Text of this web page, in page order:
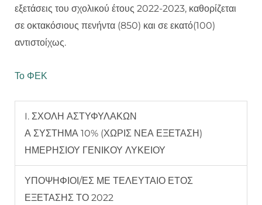
εξετάσεις του σχολικού έτους 2022-2023, καθορίζεται
σε οκτακόσιους πενήντα (850) και σε εκατό(100)
αντιστοίχως.
Το ΦΕΚ
I. ΣΧΟΛΗ ΑΣΤΥΦΥΛΑΚΩΝ
Α ΣΥΣΤΗΜΑ 10% (ΧΩΡΙΣ ΝΕΑ ΕΞΕΤΑΣΗ)
ΗΜΕΡΗΣΙΟΥ ΓΕΝΙΚΟΥ ΛΥΚΕΙΟΥ
ΥΠΟΨΗΦΙΟΙ/ΕΣ ΜΕ ΤΕΛΕΥΤΑΙΟ ΕΤΟΣ
ΕΞΕΤΑΣΗΣ ΤΟ 2022